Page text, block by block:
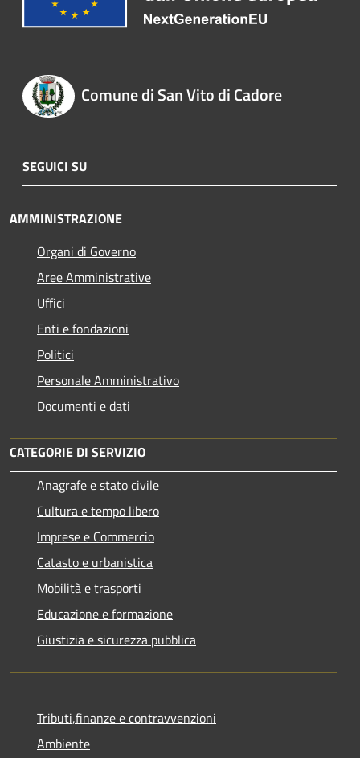
Comune di San Vito di Cadore
SEGUICI SU
AMMINISTRAZIONE
Organi di Governo
Aree Amministrative
Uffici
Enti e fondazioni
Politici
Personale Amministrativo
Documenti e dati
CATEGORIE DI SERVIZIO
Anagrafe e stato civile
Cultura e tempo libero
Imprese e Commercio
Catasto e urbanistica
Mobilità e trasporti
Educazione e formazione
Giustizia e sicurezza pubblica
Tributi,finanze e contravvenzioni
Ambiente